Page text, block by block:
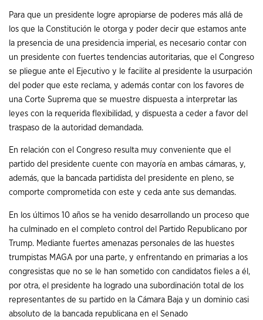
Para que un presidente logre apropiarse de poderes más allá de
los que la Constitución le otorga y poder decir que estamos ante
la presencia de una presidencia imperial, es necesario contar con
un presidente con fuertes tendencias autoritarias, que el Congreso
se pliegue ante el Ejecutivo y le facilite al presidente la usurpación
del poder que este reclama, y además contar con los favores de
una Corte Suprema que se muestre dispuesta a interpretar las
leyes con la requerida flexibilidad, y dispuesta a ceder a favor del
traspaso de la autoridad demandada.
En relación con el Congreso resulta muy conveniente que el
partido del presidente cuente con mayoría en ambas cámaras, y,
además, que la bancada partidista del presidente en pleno, se
comporte comprometida con este y ceda ante sus demandas.
En los últimos 10 años se ha venido desarrollando un proceso que
ha culminado en el completo control del Partido Republicano por
Trump. Mediante fuertes amenazas personales de las huestes
trumpistas MAGA por una parte, y enfrentando en primarias a los
congresistas que no se le han sometido con candidatos fieles a él,
por otra, el presidente ha logrado una subordinación total de los
representantes de su partido en la Cámara Baja y un dominio casi
absoluto de la bancada republicana en el Senado